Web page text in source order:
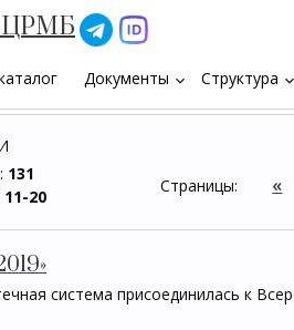
ЦРМБ
Документы keyboard_arrow_down Структура keyboard_arrow_down
: 131
11-20
Страницы: «
система присоединилась к